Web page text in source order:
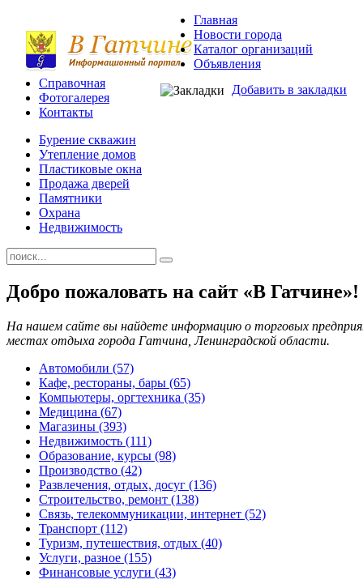
Добавить в закладки
Главная
Новости города
Каталог организаций
Объявления
Справочная
Фотогалерея
Контакты
Бурение скважин
Утепление домов
Пластиковые окна
Продажа дверей
Памятники
Охрана
Недвижимость
Добро пожаловать на сайт «В Гатчине»!
На нашем сайте вы найдете информацию о торговых
местах отдыха города Гатчина, Ленинградской области.
Автомобили (57)
Кафе, рестораны, бары (65)
Компьютеры, оргтехника (35)
Медицина (67)
Магазины (393)
Недвижимость (111)
Образование, курсы (98)
Производство (42)
Развлечения, отдых, досуг (136)
Строительство, ремонт (138)
Связь, телекоммуникации, интернет (52)
Транспорт (112)
Туризм, путешествия, отдых (40)
Услуги, разное (155)
Финансовые услуги (43)